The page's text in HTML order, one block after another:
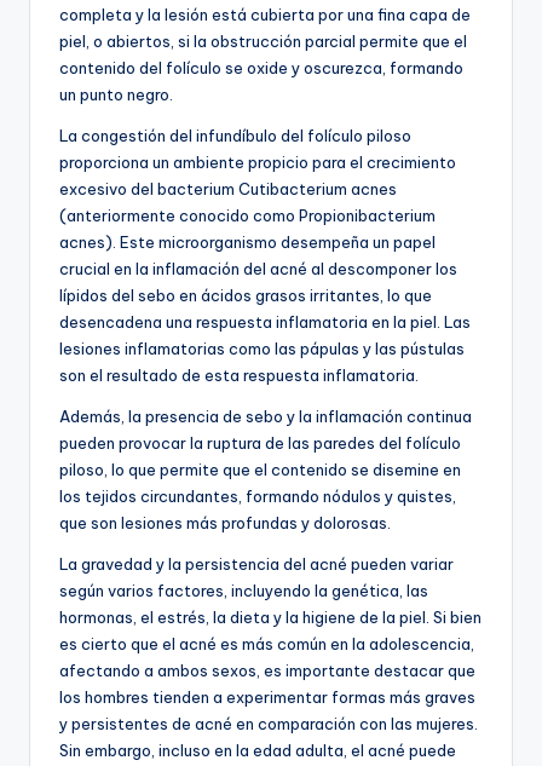
completa y la lesión está cubierta por una fina capa de
piel, o abiertos, si la obstrucción parcial permite que el
contenido del folículo se oxide y oscurezca, formando
un punto negro.
La congestión del infundíbulo del folículo piloso
proporciona un ambiente propicio para el crecimiento
excesivo del bacterium Cutibacterium acnes
(anteriormente conocido como Propionibacterium
acnes). Este microorganismo desempeña un papel
crucial en la inflamación del acné al descomponer los
lípidos del sebo en ácidos grasos irritantes, lo que
desencadena una respuesta inflamatoria en la piel. Las
lesiones inflamatorias como las pápulas y las pústulas
son el resultado de esta respuesta inflamatoria.
Además, la presencia de sebo y la inflamación continua
pueden provocar la ruptura de las paredes del folículo
piloso, lo que permite que el contenido se disemine en
los tejidos circundantes, formando nódulos y quistes,
que son lesiones más profundas y dolorosas.
La gravedad y la persistencia del acné pueden variar
según varios factores, incluyendo la genética, las
hormonas, el estrés, la dieta y la higiene de la piel. Si bien
es cierto que el acné es más común en la adolescencia,
afectando a ambos sexos, es importante destacar que
los hombres tienden a experimentar formas más graves
y persistentes de acné en comparación con las mujeres.
Sin embargo, incluso en la edad adulta, el acné puede